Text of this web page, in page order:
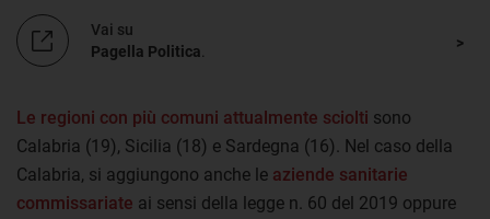
Vai su
Pagella Politica
Le regioni con più comuni attualmente sciolti sono
Calabria (19), Sicilia (18) e Sardegna (16). Nel caso della
Calabria, si aggiungono anche le aziende sanitarie
commissariate ai sensi della legge n. 60 del 2019 oppure